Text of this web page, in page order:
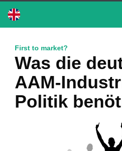
First to market?
Was die
AAM-
Politik